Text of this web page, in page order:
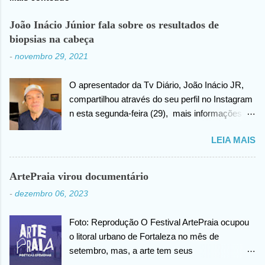
João Inácio Júnior fala sobre os resultados de
biopsias na cabeça
- novembro 29, 2021
O apresentador da Tv Diário, João Inácio JR,
compartilhou através do seu perfil no Instagram
n esta segunda-feira (29), mais informações
cabeça há alguns dias atrás. João confirma que
os resultados foram negativos para câncer de
cabeça, posteriormente ele agradece ao criador
outro momento no vídeo compartilhado na
da sua saúde.
LEIA MAIS
ArtePraia virou documentário
- dezembro 06, 2023
Foto: Reprodução O Festival ArtePraia ocupou
o litoral urbano de Fortaleza no mês de
setembro, mas, a arte tem seus